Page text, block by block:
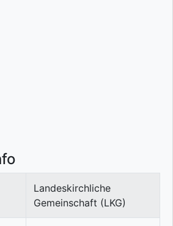
Landeskirchliche
Gemeinschaft (LKG)